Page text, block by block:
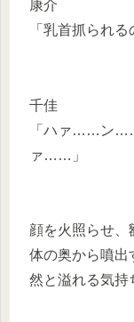
康介
「乳首抓られる
千佳
「ハァ……ン
ァ……」
顔を火照らせ、
体の奥から噴出
然と溢れる気持